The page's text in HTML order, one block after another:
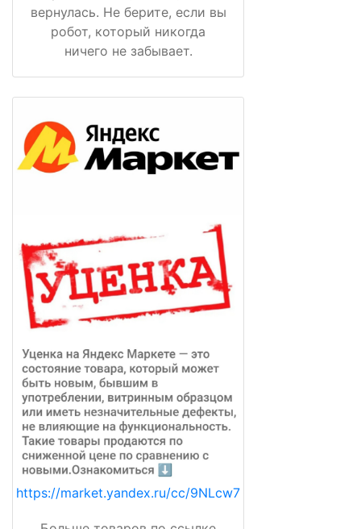
вернулась. Не берите, если вы
робот, который никогда
ничего не забывает.
https://market.yandex.ru/cc/9NLcw7